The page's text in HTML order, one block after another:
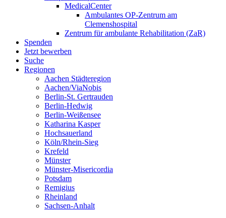
MedicalCenter
Ambulantes OP-Zentrum am
Clemenshospital
Zentrum für ambulante Rehabilitation (ZaR)
Spenden
Jetzt bewerben
Suche
Regionen
Aachen Städteregion
Aachen/ViaNobis
Berlin-St. Gertrauden
Berlin-Hedwig
Berlin-Weißensee
Katharina Kasper
Hochsauerland
Köln/Rhein-Sieg
Krefeld
Münster
Münster-Misericordia
Potsdam
Remigius
Rheinland
Sachsen-Anhalt